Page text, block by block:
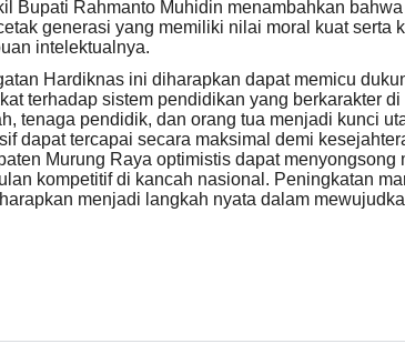
Bupati Rahmanto Muhidin menambahkan
generasi yang memiliki nilai moral kuat serta
intelektualnya.
Hardiknas ini diharapkan dapat memicu
terhadap sistem pendidikan yang berkarakter
tenaga pendidik, dan orang tua menjadi kunci
dapat tercapai secara maksimal demi
Murung Raya optimistis dapat
kompetitif di kancah nasional. Peningkatan
menjadi langkah nyata dalam